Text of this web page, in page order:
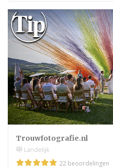
Trouwfotografie.nl
Landelijk
22 beoordelingen